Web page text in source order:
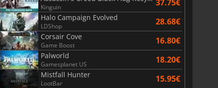
Kinguin 37.75€
Halo Campaign Evolved
LDShop 28.68€
Corsair Cove
Game Boost 16.80€
Palworld
Gamesplanet US 18.20€
Mistfall Hunter
LootBar 15.95€